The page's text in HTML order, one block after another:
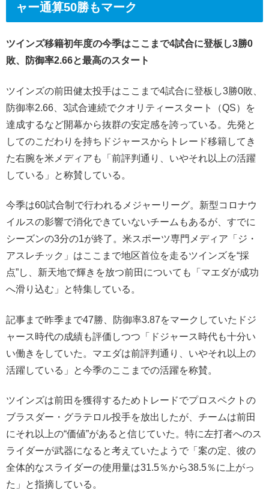
ャー通算50勝もマーク
ツインズ移籍初年度の今季はここまで4試合に登板し3勝0
敗、防御率2.66と最高のスタート
ツインズの前田健太投手はここまで4試合に登板し3勝0敗、
防御率2.66、3試合連続でクオリティースタート（QS）を
達成するなど開幕から抜群の安定感を誇っている。先発と
してのこだわりを持ちドジャースからトレード移籍してき
た右腕を米メディアも「前評判通り、いやそれ以上の活躍
している」と称賛している。
今季は60試合制で行われるメジャーリーグ。新型コロナウ
イルスの影響で消化できていないチームもあるが、すでに
シーズンの3分の1が終了。米スポーツ専門メディア「ジ・
アスレチック」はここまで地区首位を走るツインズを“採
点”し、新天地で輝きを放つ前田についても「マエダが成功
へ滑り込む」と特集している。
記事まで昨季まで47勝、防御率3.87をマークしていたドジ
ャース時代の成績も評価しつつ「ドジャース時代も十分い
い働きをしていた。マエダは前評判通り、いやそれ以上の
活躍している」と今季のここまでの活躍を称賛。
ツインズは前田を獲得するためトレードでプロスペクトの
ブラスダー・グラテロル投手を放出したが、チームは前田
にそれ以上の“価値”があると信じていた。特に左打者へのス
ライダーが武器になると考えていたようで「案の定、彼の
全体的なスライダーの使用量は31.5％から38.5％に上がっ
た」と指摘している。